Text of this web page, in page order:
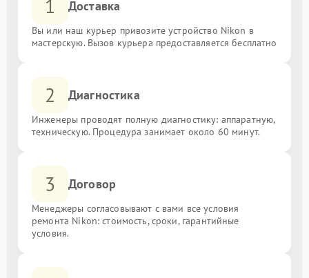
1 Доставка
Вы или наш курьер привозите устройство Nikon в
мастерскую. Вызов курьера предоставляется бесплатно
2 Диагностика
Инженеры проводят полную диагностику: аппаратную,
техническую. Процедура занимает около 60 минут.
3 Договор
Менеджеры согласовывают с вами все условия
ремонта Nikon: стоимость, сроки, гарантийные
условия.